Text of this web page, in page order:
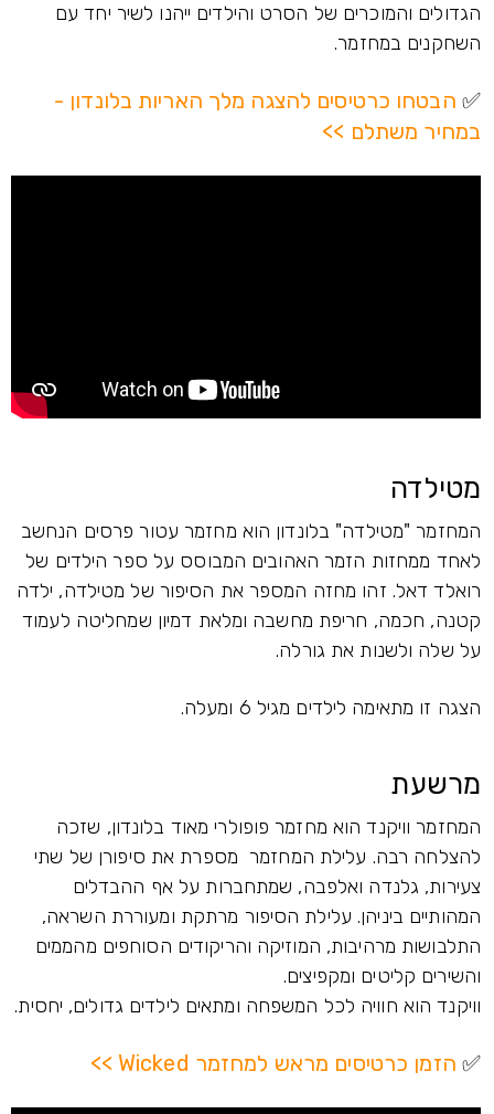
הגדולים והמוכרים של הסרט והילדים ייהנו לשיר יחד עם
השחקנים במחזמר.
✅ הבטחו כרטיסים להצגה מלך האריות בלונדון -
במחיר משתלם >>
מטילדה
המחזמר "מטילדה" בלונדון הוא מחזמר עטור פרסים הנחשב
לאחד ממחזות הזמר האהובים המבוסס על ספר הילדים של
רואלד דאל. זהו מחזה המספר את הסיפור של מטילדה, ילדה
קטנה, חכמה, חריפת מחשבה ומלאת דמיון שמחליטה לעמוד
על שלה ולשנות את גורלה.
הצגה זו מתאימה לילדים מגיל 6 ומעלה.
מרשעת
המחזמר וויקנד הוא מחזמר פופולרי מאוד בלונדון, שזכה
להצלחה רבה. עלילת המחזמר מספרת את סיפורן של שתי
צעירות, גלנדה ואלפבה, שמתחברות על אף ההבדלים
המהותיים ביניהן. עלילת הסיפור מרתקת ומעוררת השראה,
התלבושות מרהיבות, המוזיקה והריקודים הסוחפים מהממים
והשירים קליטים ומקפיצים.
וויקנד הוא חוויה לכל המשפחה ומתאים לילדים גדולים, יחסית.
✅ הזמן כרטיסים מראש למחזמר Wicked >>